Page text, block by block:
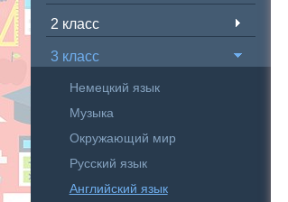
2 класс
3 класс
Немецкий язык
Музыка
Окружающий мир
Русский язык
Английский язык